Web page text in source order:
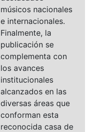
músicos nacionales
e internacionales.
Finalmente, la
publicación se
complementa con
los avances
institucionales
alcanzados en las
diversas áreas que
conforman esta
reconocida casa de